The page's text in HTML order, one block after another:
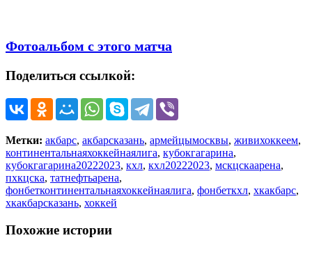
Фотоальбом с этого матча
Поделиться ссылкой:
Метки: акбарс, акбарсказань, армейцымосквы, живихоккеем,
континентальнаяхоккейнаялига, кубокгагарина,
кубокгагарина20222023, кхл, кхл20222023, мскцскаарена,
пхкцска, татнефтьарена,
фонбетконтинентальнаяхоккейнаялига, фонбеткхл, хкакбарс,
хкакбарсказань, хоккей
Похожие истории